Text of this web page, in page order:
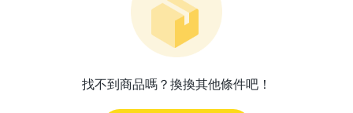
找不到商品嗎？換換其他條件吧！